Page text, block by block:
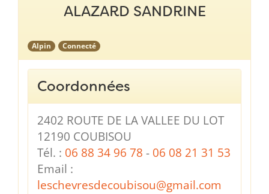
ALAZARD SANDRINE
Alpin Connecté
Coordonnées
2402 ROUTE DE LA VALLEE DU LOT
12190 COUBISOU
Tél. : 06 88 34 96 78 - 06 08 21 31 53
Email :
leschevresdecoubisou@gmail.com